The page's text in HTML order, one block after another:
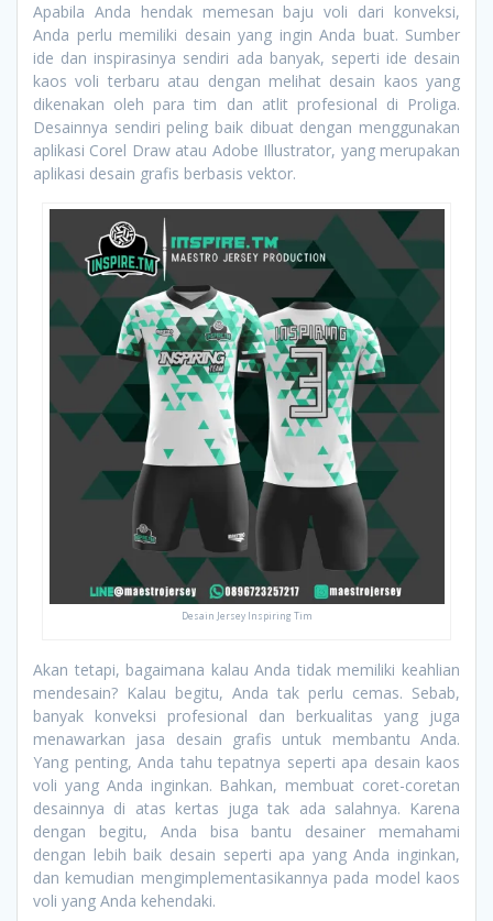
Apabila Anda hendak memesan baju voli dari konveksi,
Anda perlu memiliki desain yang ingin Anda buat. Sumber
ide dan inspirasinya sendiri ada banyak, seperti ide desain
kaos voli terbaru atau dengan melihat desain kaos yang
dikenakan oleh para tim dan atlit profesional di Proliga.
Desainnya sendiri peling baik dibuat dengan menggunakan
aplikasi Corel Draw atau Adobe Illustrator, yang merupakan
aplikasi desain grafis berbasis vektor.
Desain Jersey Inspiring Tim
Akan tetapi, bagaimana kalau Anda tidak memiliki keahlian
mendesain? Kalau begitu, Anda tak perlu cemas. Sebab,
banyak konveksi profesional dan berkualitas yang juga
menawarkan jasa desain grafis untuk membantu Anda.
Yang penting, Anda tahu tepatnya seperti apa desain kaos
voli yang Anda inginkan. Bahkan, membuat coret-coretan
desainnya di atas kertas juga tak ada salahnya. Karena
dengan begitu, Anda bisa bantu desainer memahami
dengan lebih baik desain seperti apa yang Anda inginkan,
dan kemudian mengimplementasikannya pada model kaos
voli yang Anda kehendaki.